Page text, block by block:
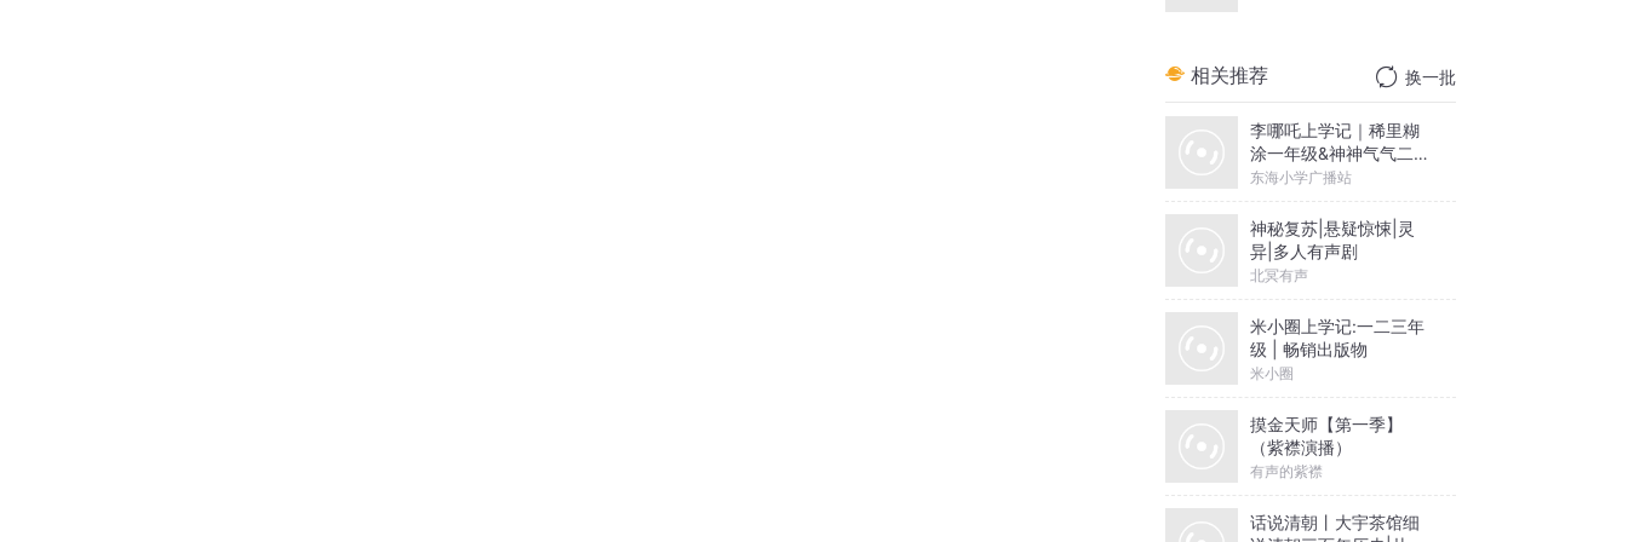
相关推荐 换一批
李哪吒上学记｜稀里糊
涂一年级&神神气气二年
级
东海小学广播站
神秘复苏|悬疑惊悚|灵
异|多人有声剧
北冥有声
米小圈上学记:一二三年
级 | 畅销出版物
米小圈
摸金天师【第一季】
（紫襟演播）
有声的紫襟
话说清朝丨大宇茶馆细